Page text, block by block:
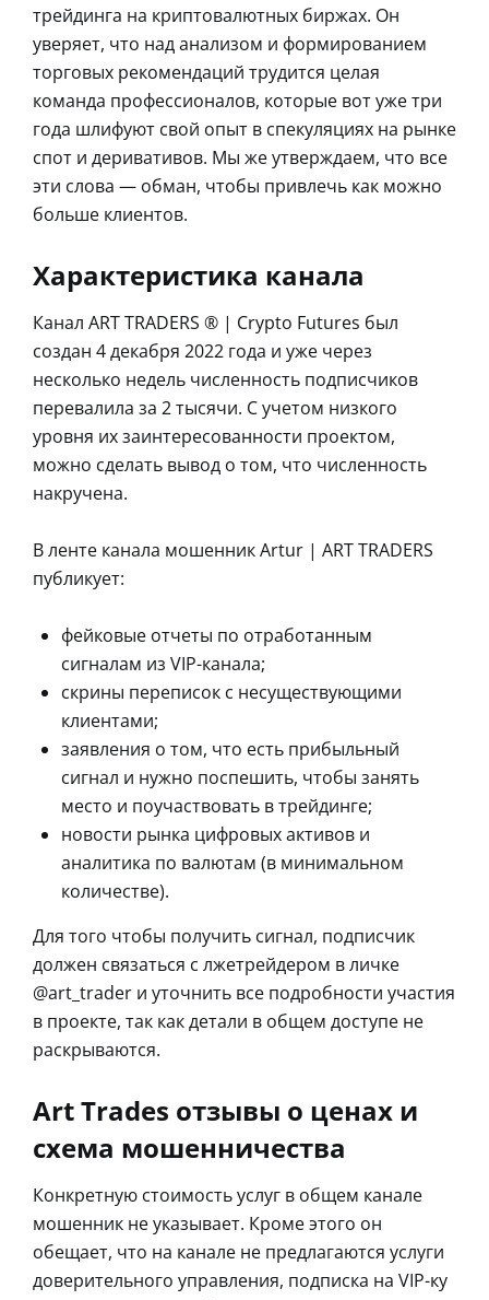
трейдинга на криптовалютных биржах. Он
уверяет, что над анализом и формированием
торговых рекомендаций трудится целая
команда профессионалов, которые вот уже три
года шлифуют свой опыт в спекуляциях на рынке
спот и деривативов. Мы же утверждаем, что все
эти слова — обман, чтобы привлечь как можно
больше клиентов.
Характеристика канала
Канал ART TRADERS ® | Crypto Futures был
создан 4 декабря 2022 года и уже через
несколько недель численность подписчиков
перевалила за 2 тысячи. С учетом низкого
уровня их заинтересованности проектом,
можно сделать вывод о том, что численность
накручена.
В ленте канала мошенник Artur | ART TRADERS
публикует:
фейковые отчеты по отработанным
сигналам из VIP-канала;
скрины переписок с несуществующими
клиентами;
заявления о том, что есть прибыльный
сигнал и нужно поспешить, чтобы занять
место и поучаствовать в трейдинге;
новости рынка цифровых активов и
аналитика по валютам (в минимальном
количестве).
Для того чтобы получить сигнал, подписчик
должен связаться с лжетрейдером в личке
@art_trader и уточнить все подробности участия
в проекте, так как детали в общем доступе не
раскрываются.
Art Trades отзывы о ценах и
схема мошенничества
Конкретную стоимость услуг в общем канале
мошенник не указывает. Кроме этого он
обещает, что на канале не предлагаются услуги
доверительного управления, подписка на VIP-ку